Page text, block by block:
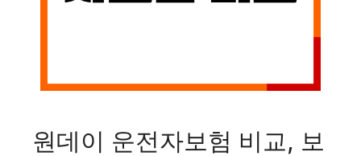
원데이 운전자보험 비교, 보